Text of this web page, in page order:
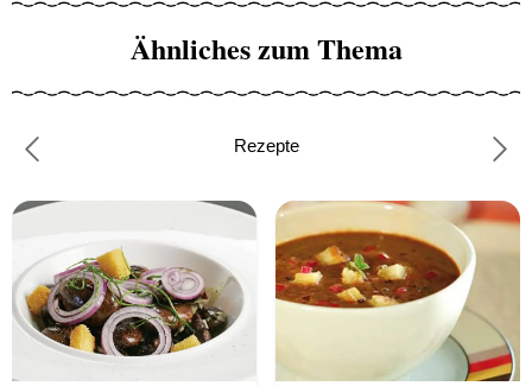
Ähnliches zum Thema
Rezepte